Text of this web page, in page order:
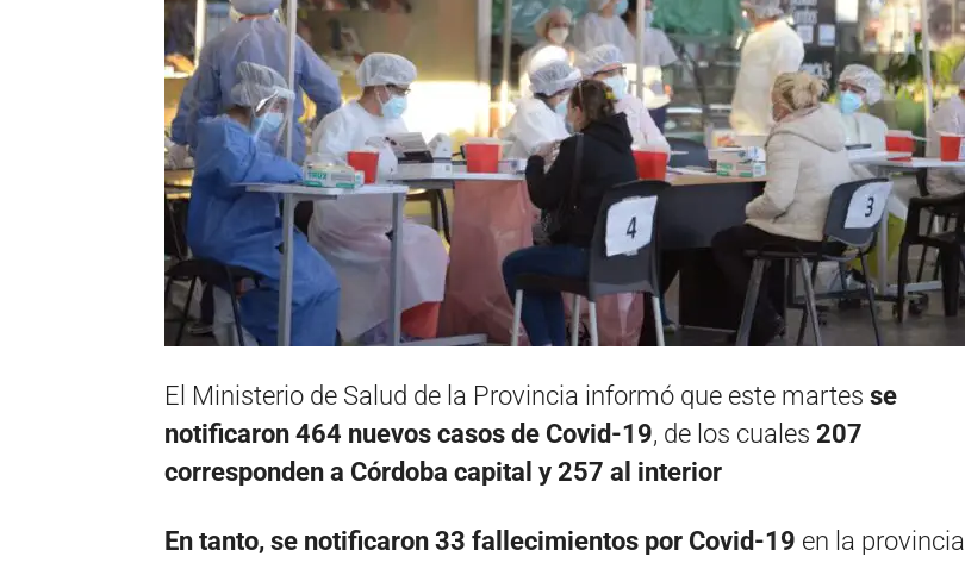
El Ministerio de Salud de la Provincia informó que este martes se
notificaron 464 nuevos casos de Covid-19, de los cuales 207
corresponden a Córdoba capital y 257 al interior
En tanto, se notificaron 33 fallecimientos por Covid-19 en la provincia